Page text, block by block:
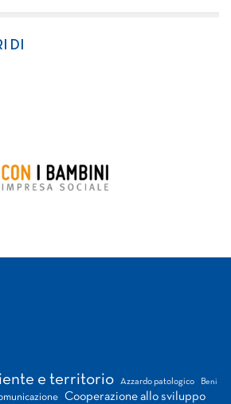
DI
e territorio Azzardo patologico Beni
Cooperazione allo sviluppo